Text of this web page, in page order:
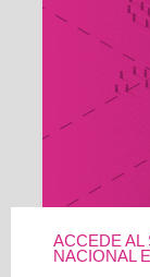
ACCEDE AL
NACIONAL